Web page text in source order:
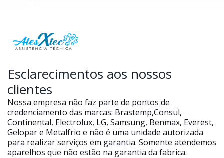
Esclarecimentos aos nossos
clientes
Nossa empresa não faz parte de pontos de
credenciamento das marcas: Brastemp,Consul,
Continental, Electrolux, LG, Samsung, Benmax, Everest,
Gelopar e Metalfrio e não é uma unidade autorizada
para realizar serviços em garantia. Somente atendemos
aparelhos que não estão na garantia da fabrica.